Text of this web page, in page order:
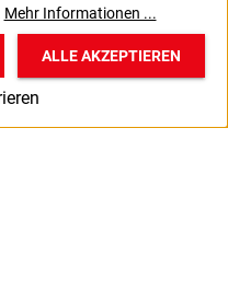
Mehr Informationen ...
ALLE AKZEPTIEREN
B